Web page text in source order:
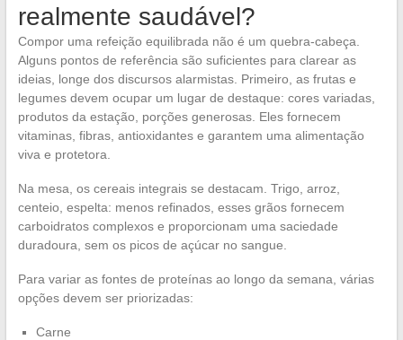
realmente saudável?
Compor uma refeição equilibrada não é um quebra-cabeça.
Alguns pontos de referência são suficientes para clarear as
ideias, longe dos discursos alarmistas. Primeiro, as frutas e
legumes devem ocupar um lugar de destaque: cores variadas,
produtos da estação, porções generosas. Eles fornecem
vitaminas, fibras, antioxidantes e garantem uma alimentação
viva e protetora.
Na mesa, os cereais integrais se destacam. Trigo, arroz,
centeio, espelta: menos refinados, esses grãos fornecem
carboidratos complexos e proporcionam uma saciedade
duradoura, sem os picos de açúcar no sangue.
Para variar as fontes de proteínas ao longo da semana, várias
opções devem ser priorizadas:
Carne